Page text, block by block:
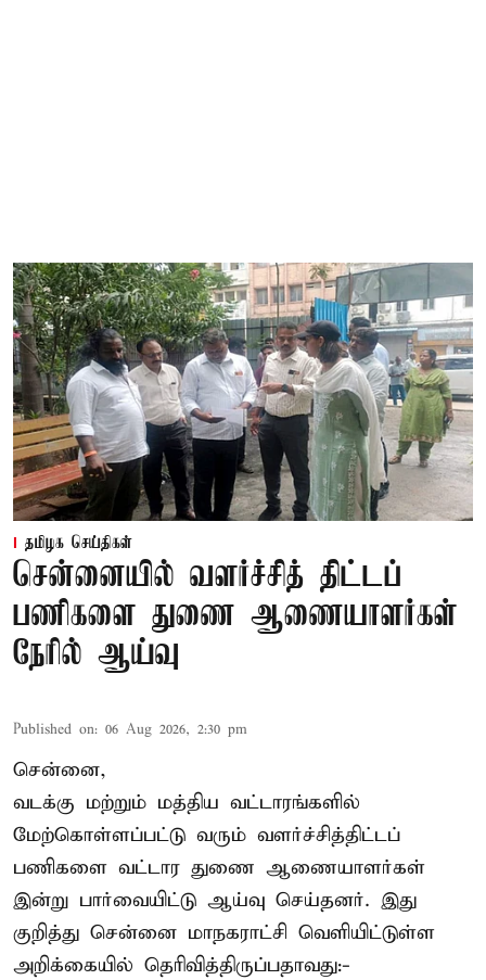
தமிழக செய்திகள்
சென்னையில் வளர்ச்சித் திட்டப்
பணிகளை துணை ஆணையாளர்கள்
நேரில் ஆய்வு
Published on: 06 Aug 2026, 2:30 pm
சென்னை,
வடக்கு மற்றும் மத்திய வட்டாரங்களில்
மேற்கொள்ளப்பட்டு வரும் வளர்ச்சித்திட்டப்
பணிகளை வட்டார துணை ஆணையாளர்கள்
இன்று பார்வையிட்டு ஆய்வு செய்தனர். இது
குறித்து சென்னை மாநகராட்சி வெளியிட்டுள்ள
அறிக்கையில் தெரிவித்திருப்பதாவது:-